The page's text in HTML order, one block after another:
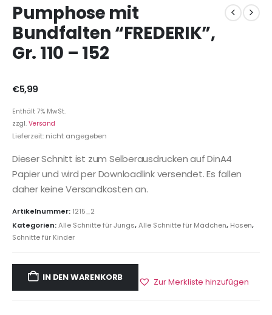
Pumphose mit
Bundfalten “FREDERIK”,
Gr. 110 – 152
€5,99
Enthält 7% MwSt.
zzgl. Versand
Lieferzeit: nicht angegeben
Dieser Schnitt ist zum Selberausdrucken auf DinA4
Papier und wird per Downloadlink versendet. Es fallen
daher keine Versandkosten an.
Artikelnummer: 1215_2
Kategorien:Alle Schnitte für Jungs,Alle Schnitte für Mädchen, Hosen,
Schnitte für Kinder
IN DEN WARENKORB Zur Merkliste hinzufügen